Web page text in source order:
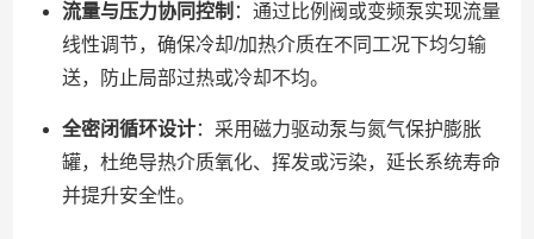
流量与压力协同控制 ：通过比例阀或变频泵实现流量
线性调节，确保冷却/加热介质在不同工况下均匀输
送，防止局部过热或冷却不均。
全密闭循环设计：采用磁力驱动泵与氮气保护膨胀
罐，杜绝导热介质氧化、挥发或污染，延长系统寿命
并提升安全性。